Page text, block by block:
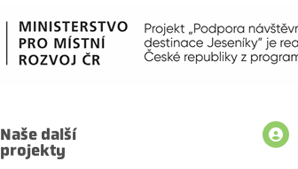
Naše další
projekty